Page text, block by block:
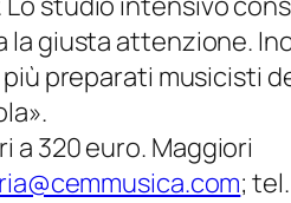
giusta attenzione.
preparati musicisti
a 320 euro. Maggiori
;